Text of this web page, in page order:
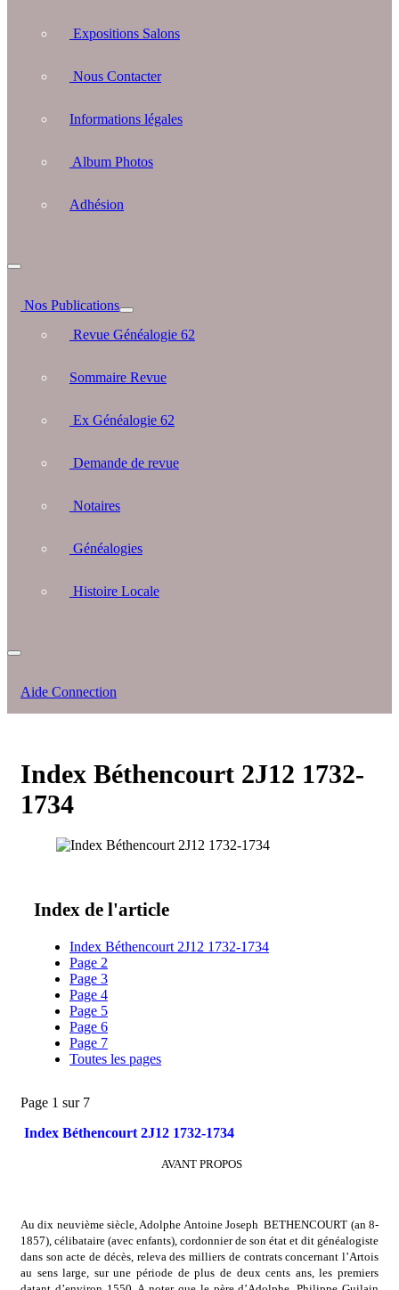
Expositions Salons
Nous Contacter
Informations légales
Album Photos
Adhésion
Nos Publications
Revue Généalogie 62
Sommaire Revue
Ex Généalogie 62
Demande de revue
Notaires
Généalogies
Histoire Locale
Aide Connection
Index Béthencourt 2J12 1732-
1734
Index de l'article
Index Béthencourt 2J12 1732-1734
Page 2
Page 3
Page 4
Page 5
Page 6
Page 7
Toutes les pages
Page 1 sur 7
Index Béthencourt 2J12 1732-1734
AVANT PROPOS
Au dix neuvième siècle, Adolphe Antoine Joseph BETHENCOURT (an 8-
1857), célibataire (avec enfants), cordonnier de son état et dit généalogiste
dans son acte de décès, releva des milliers de contrats concernant l’Artois
au sens large, sur une période de plus de deux cents ans, les premiers